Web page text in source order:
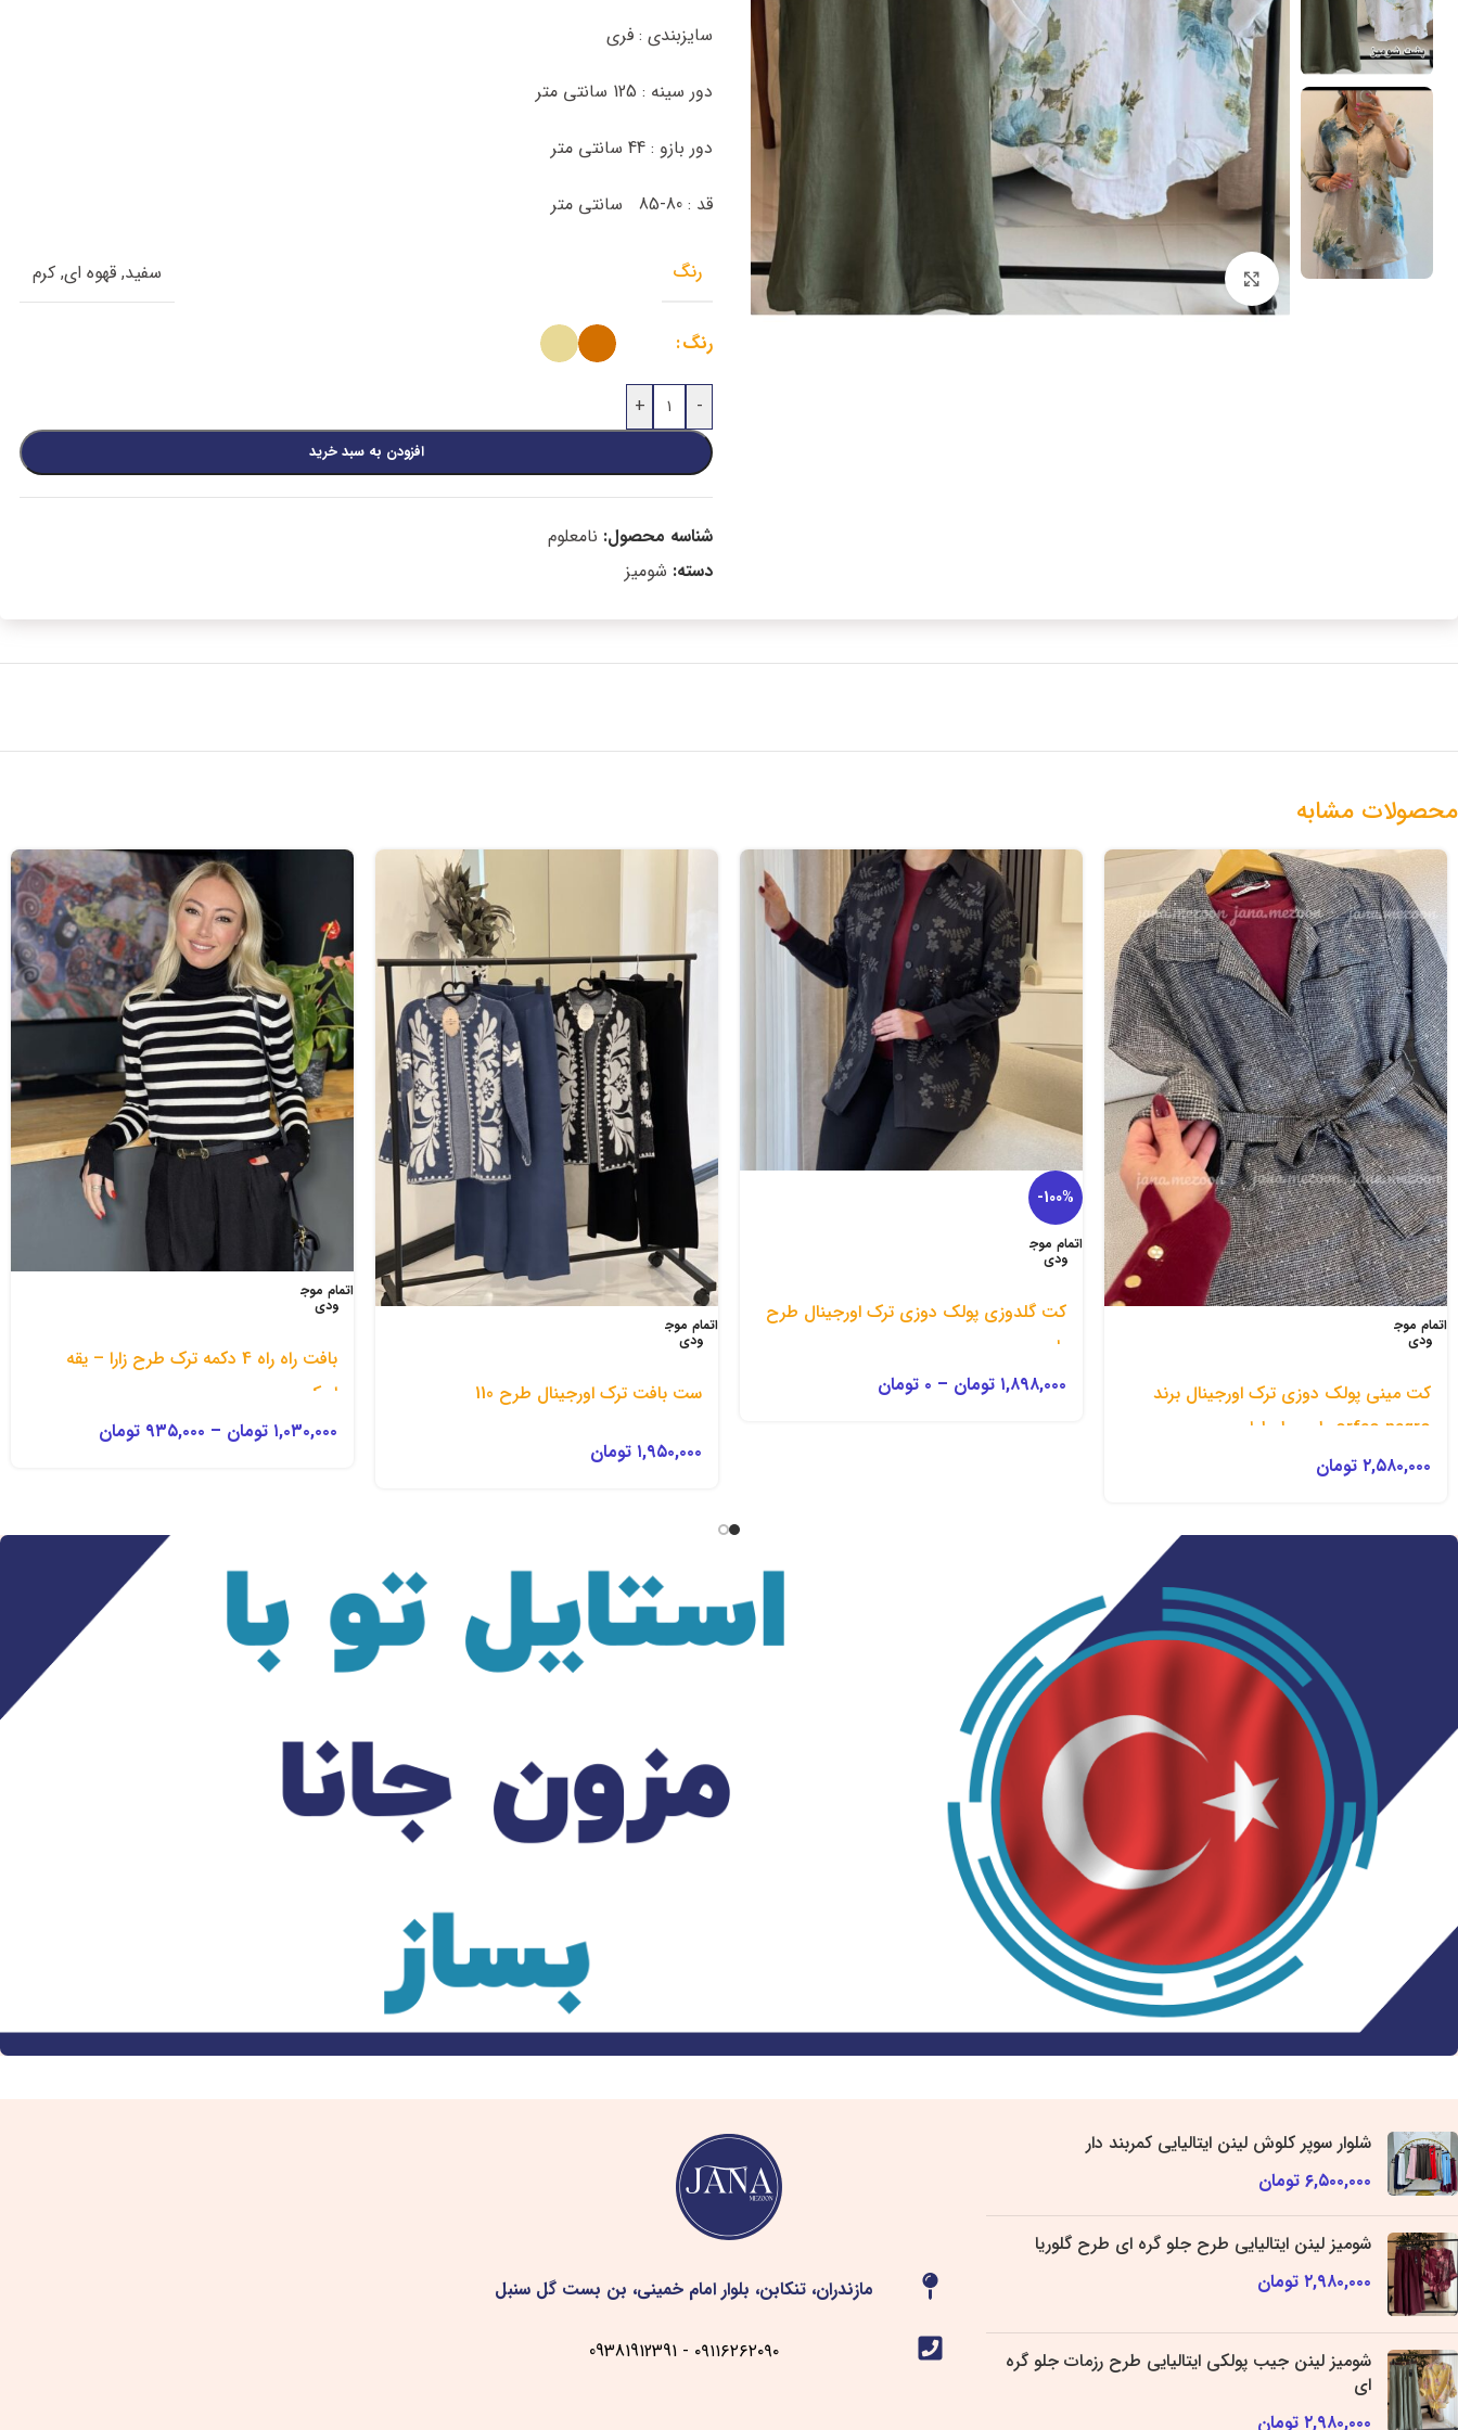
بزرگنمایی تصویر
سایزبندی : فری
دور سینه : 125 سانتی متر
دور بازو : 44 سانتی متر
قد : 80-85 سانتی متر
رنگ سفید, قهوه ای, کرم
رنگ
-
+
افزودن به سبد خرید
شناسه محصول: نامعلوم
دسته: شومیز
محصولات مشابه
اتمام موج
ودی
کت مینی پولک دوزی ترک اورجینال برند
orfeo negro طرح طوطیا
۲,۵۸۰,۰۰۰ تومان
-100%
اتمام موج
ودی
کت گلدوزی پولک دوزی ترک اورجینال طرح
یاس
۱,۸۹۸,۰۰۰ تومان – ۰ تومان
اتمام موج
ودی
ست بافت ترک اورجینال طرح 110
۱,۹۵۰,۰۰۰ تومان
اتمام موج
ودی
بافت راه راه 4 دکمه ترک طرح زارا – یقه
اسکی
۱,۰۳۰,۰۰۰ تومان – ۹۳۵,۰۰۰ تومان
شلوار سوپر کلوش لینن ایتالیایی کمربند دار
۶,۵۰۰,۰۰۰ تومان
شومیز لینن ایتالیایی طرح جلو گره ای طرح گلوریا
۲,۹۸۰,۰۰۰ تومان
شومیز لینن جیب پولکی ایتالیایی طرح رزمات جلو گره
ای
۲,۹۸۰,۰۰۰ تومان
مازندران، تنکابن، بلوار امام خمینی، بن بست گل سنبل
۰۹۱۱۶۲۶۲۰۹۰ - 09381912391